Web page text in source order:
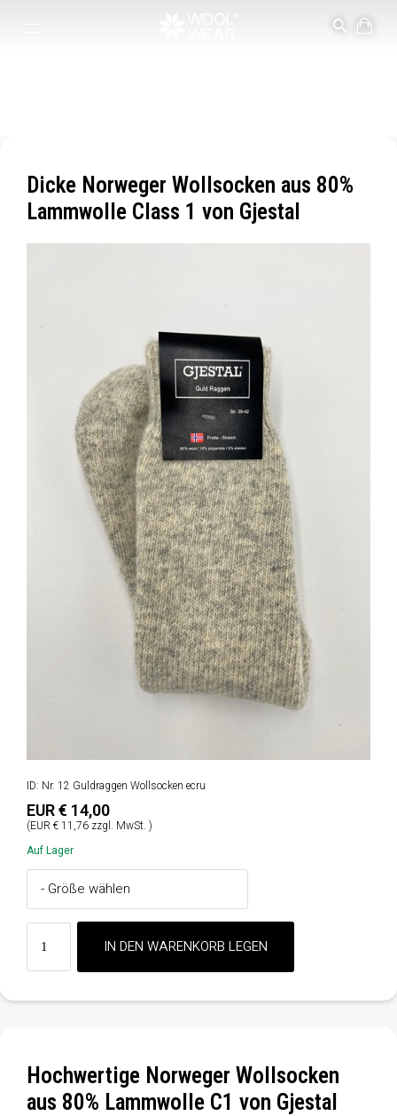
Dicke Norweger Wollsocken aus 80%
Lammwolle Class 1 von Gjestal
ID: Nr. 12 Guldraggen Wollsocken ecru
EUR € 14,00
(EUR € 11,76 zzgl. MwSt. )
Auf Lager
Hochwertige Norweger Wollsocken
aus 80% Lammwolle C1 von Gjestal